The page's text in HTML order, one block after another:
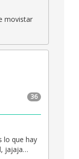
movistar
36
lo que hay
jajaja…